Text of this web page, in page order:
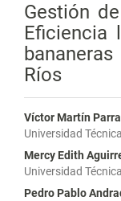
Gestión
Eficiencia
Ríos
Víctor Martín
Universidad
Mercy Edith
Universidad
Pedro Pablo